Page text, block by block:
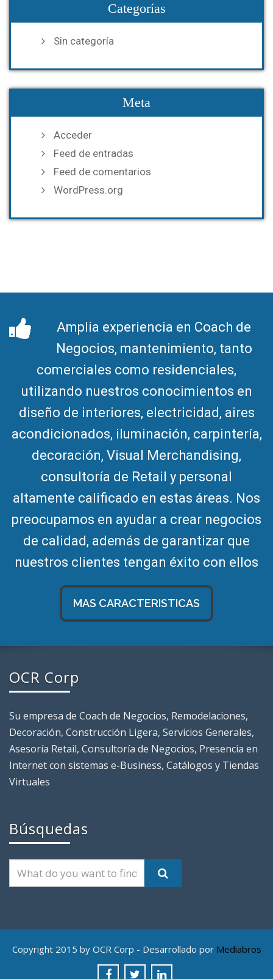
Categorías
Sin categoría
Meta
Acceder
Feed de entradas
Feed de comentarios
WordPress.org
Amplia experiencia en Coach de
Negocios, mantenimiento, tanto
comerciales como residenciales,
utilizando nuestros conocimientos en
diseño de interiores, electricidad, aires
acondicionados, iluminación, carpintería,
decoración, Visual Merchandising,
consultoría de Retail y personal
altamente calificado en estas áreas. Nos
preocupamos en ayudar a crear negocios
de calidad, además de garantizar que
nuestros clientes tengan éxito con ellos
MAS CARACTERISTICAS
OCR Corp
Su empresa de Coach de Negocios, Remodelaciones,
Decoración, Construcción Ligera, Servicios Generales,
Asesoría Retail, Consultoría de Negocios, Presencia en
Internet con sistemas e-Business, Catálogos y Tiendas
Virtuales
Búsquedas
Copyright 2015 by OCR Corp - Desarrollado por Mediabros